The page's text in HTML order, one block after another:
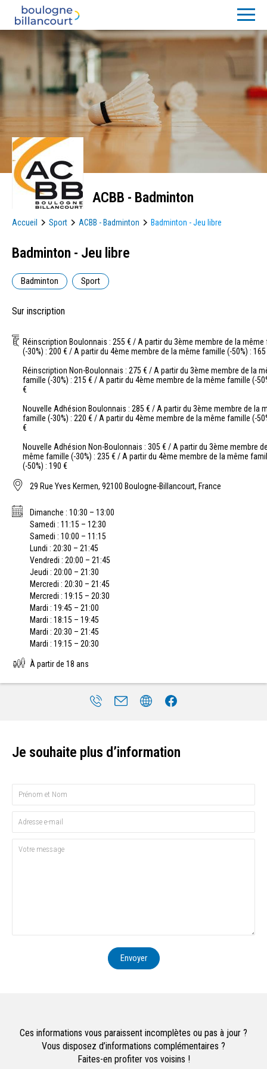
ACBB - Badminton
Accueil Sport ACBB - Badminton Badminton - Jeu libre
Badminton - Jeu libre
Badminton Sport
Sur inscription
Réinscription Boulonnais : 255 € / A partir du 3ème membre de la même
(-30%) : 200 € / A partir du 4ème membre de la même famille (-50%) : 165
Réinscription Non-Boulonnais : 275 € / A partir du 3ème membre de la
famille (-30%) : 215 € / A partir du 4ème membre de la même famille (-
€
Nouvelle Adhésion Boulonnais : 285 € / A partir du 3ème membre de la
famille (-30%) : 220 € / A partir du 4ème membre de la même famille (-
€
Nouvelle Adhésion Non-Boulonnais : 305 € / A partir du 3ème membre
même famille (-30%) : 235 € / A partir du 4ème membre de la même
(-50%) : 190 €
29 Rue Yves Kermen, 92100 Boulogne-Billancourt, France
Dimanche : 10:30 – 13:00
Samedi : 11:15 – 12:30
Samedi : 10:00 – 11:15
Lundi : 20:30 – 21:45
Vendredi : 20:00 – 21:45
Jeudi : 20:00 – 21:30
Mercredi : 20:30 – 21:45
Mercredi : 19:15 – 20:30
Mardi : 19:45 – 21:00
Mardi : 18:15 – 19:45
Mardi : 20:30 – 21:45
Mardi : 19:15 – 20:30
À partir de 18 ans
Je souhaite plus d’information
Envoyer
Ces informations vous paraissent incomplètes ou pas à jour ?
Vous disposez d’informations complémentaires ?
Faites-en profiter vos voisins !